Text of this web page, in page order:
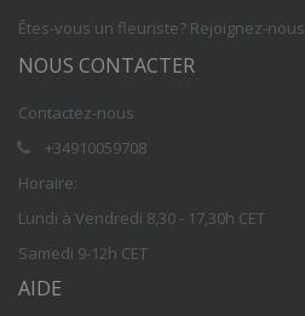
Êtes-vous un fleuriste? Rejoignez-nous
NOUS CONTACTER
Contactez-nous
+34910059708
Horaire:
Lundi à Vendredi 8,30 - 17,30h CET
Samedi 9-12h CET
AIDE